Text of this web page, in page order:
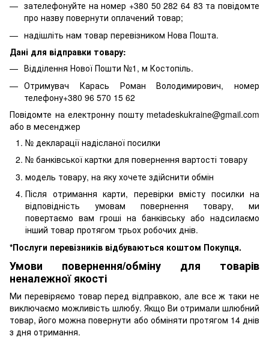
зателефонуйте на номер +380 50 282 64 83 та повідомте
про назву повернути оплачений товар;
надішліть нам товар перевізником Нова Пошта.
Дані для відправки товару:
Відділення Нової Пошти №1, м Костопіль.
Отримувач Карась Роман Володимирович, номер
телефону+380 96 570 15 62
Повідомте на електронну пошту metadeskukraine@gmail.com
або в месенджер
№ декларації надісланої посилки
№ банківської картки для повернення вартості товару
модель товару, на яку хочете здійснити обмін
Після отримання карти, перевірки вмісту посилки на
відповідність умовам повернення товару, ми
повертаємо вам гроші на банківську або надсилаємо
інший товар протягом трьох робочих днів.
*Послуги перевізників відбуваються коштом Покупця.
Умови повернення/обміну для товарів
неналежної якості
Ми перевіряємо товар перед відправкою, але все ж таки не
виключаємо можливість шлюбу. Якщо Ви отримали шлюбний
товар, його можна повернути або обміняти протягом 14 днів
з дня отримання.